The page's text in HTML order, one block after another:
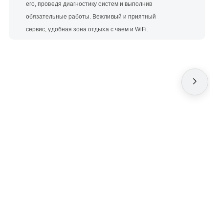
его, проведя диагностику систем и выполнив
обязательные работы. Вежливый и приятный
сервис, удобная зона отдыха с чаем и WiFi.